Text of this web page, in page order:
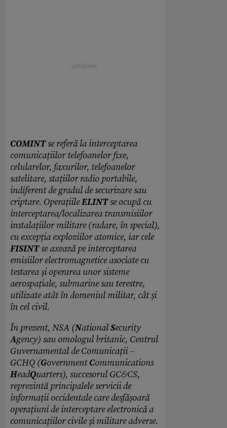
COMINTse referă la interceptarea
comunicațiilor telefoanelor fixe,
celularelor, faxurilor, telefoanelor
satelitare, stațiilor radio portabile,
indiferent de gradul de securizare sau
criptare. OperațiileELINTse ocupă cu
interceptarea/localizarea transmisiilor
instalațiilor militare (radare, în special),
cu excepția exploziilor atomice, iar cele
FISINTse axează pe interceptarea
emisiilor electromagnetice asociate cu
testarea și operarea unor sisteme
aerospațiale, submarine sau terestre,
utilizate atât în domeniul militar, cât și
în cel civil.
În prezent, NSA (NationalSecurity
Agency) sau omologul britanic, Centrul
Guvernamental de Comunicații –
GCHQ (GovernmentCommunications
HeadQuarters), succesorul GC&CS,
reprezintă principalele servicii de
informații occidentale care desfășoară
operațiuni de interceptare electronică a
comunicațiilor civile și militare adverse.